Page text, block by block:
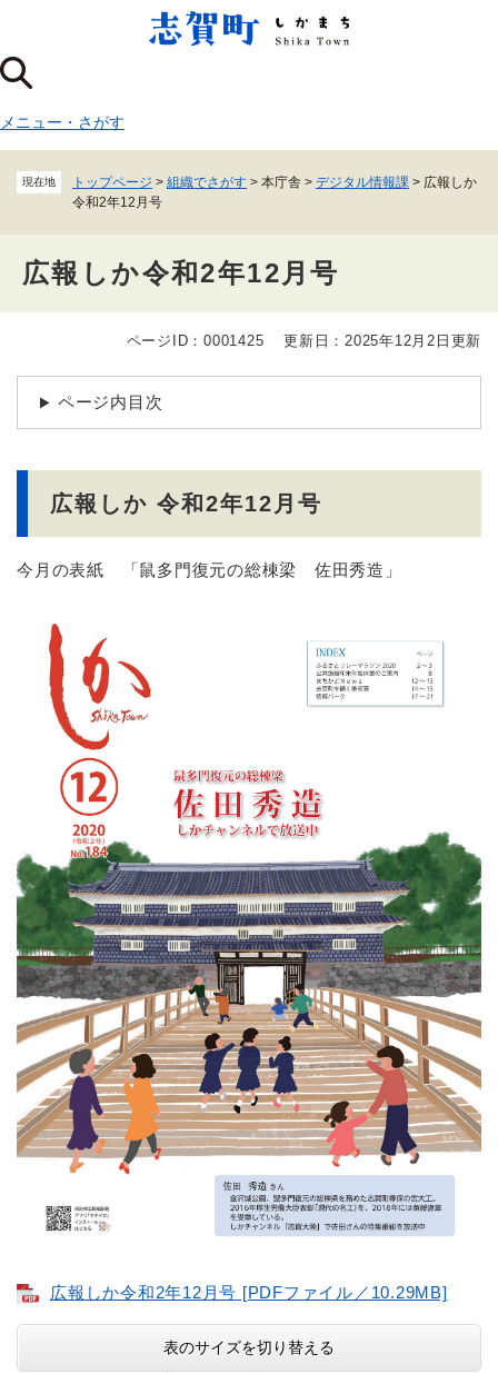
ジ
の
頭
で
メニューを飛ばして本文へ
メニュー ・ さがす
現在地 トップページ > 組織でさがす > 本庁舎 > デジタル情報課 > 広報しか
令和2年12月号
広報しか令和2年12月号
文
ページID：0001425 更新日：2025年12月2日更新
ページ内目次
広報しか 令和2年12月号
今月の表紙 「鼠多門復元の総棟梁 佐田秀造」
広報しか令和2年12月号 [PDFファイル／10.29MB]
表のサイズを切り替える